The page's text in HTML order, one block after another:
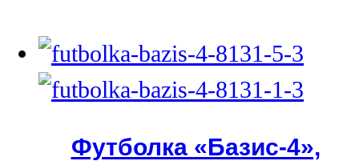
Футболка «Базис-4»,